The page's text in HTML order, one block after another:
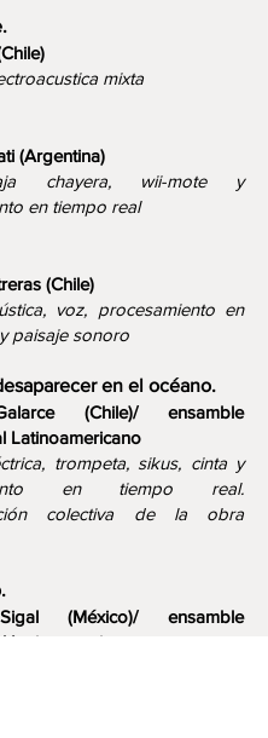
mixta
(Argentina)
chayera, wii-mote y
en tiempo real
(Chile)
voz, procesamiento en
paisaje sonoro
en el océano.
(Chile)/ ensamble
Latinoamericano
trompeta, sikus, cinta y
en tiempo real.
colectiva de la obra
(México)/ ensamble
Latinoamericano